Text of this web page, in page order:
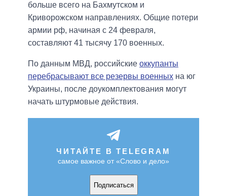
больше всего на Бахмутском и
Криворожском направлениях. Общие потери
армии рф, начиная с 24 февраля,
составляют 41 тысячу 170 военных.
По данным МВД, российские оккупанты
перебрасывают все резервы военных на юг
Украины, после доукомплектования могут
начать штурмовые действия.
ЧИТАЙТЕ В TELEGRAM
самое важное от «Слово и дело»
Подписаться